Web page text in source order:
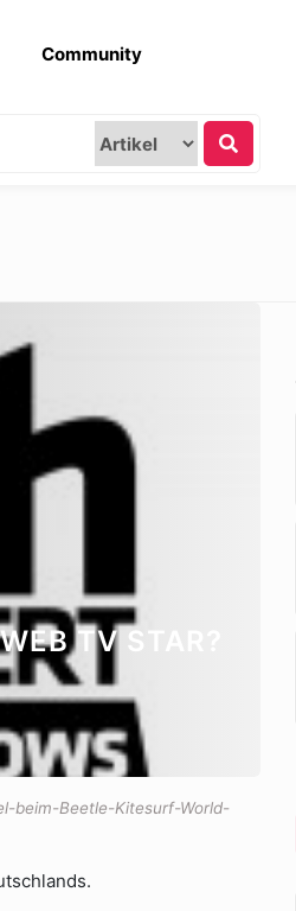
Community
TV STAR?
beim-Beetle-Kitesurf-World-